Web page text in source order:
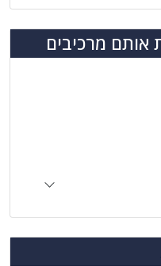
אותם מרכיבים